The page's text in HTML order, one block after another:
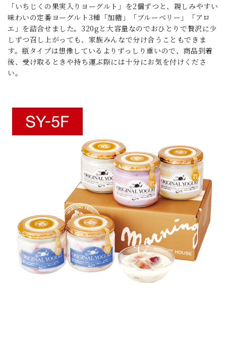
「いちじくの果実入りヨーグルト」を2個ずつと、親しみやすい
味わいの定番ヨーグルト3種「加糖」「ブルーベリー」「アロ
エ」を詰合せました。320gと大容量なのでおひとりで贅沢に少
しずつ召し上がっても、家族みんなで分け合うこともできま
す。瓶タイプは想像しているよりずっしり重いので、商品到着
後、受け取るときや持ち運ぶ際には十分にお気を付けくださ
い。